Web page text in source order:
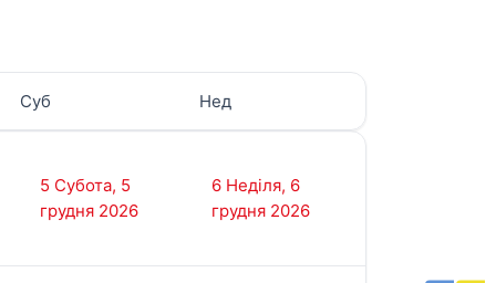
Суб Нед
5 Субота, 5
грудня 2026
6 Неділя, 6
грудня 2026